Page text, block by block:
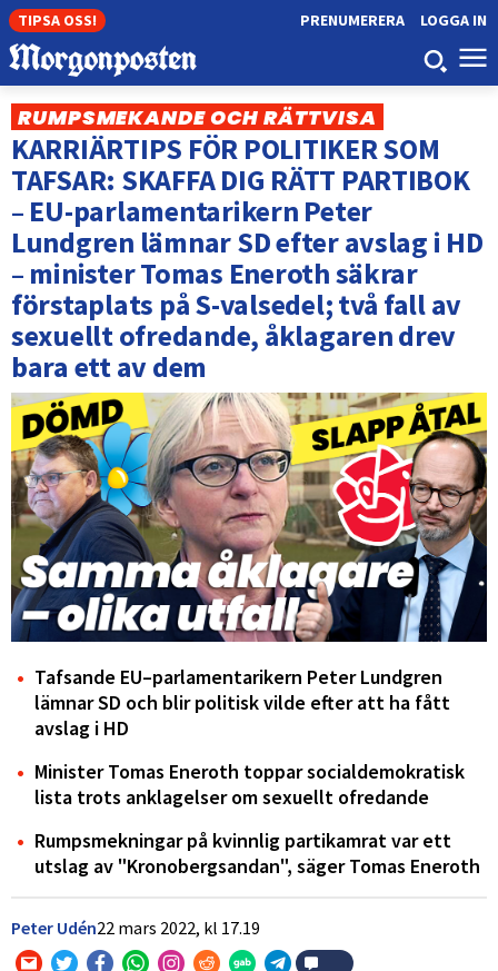
TIPSA OSS! LOGGA IN
PRENUMERERA
RUMPSMEKANDE OCH RÄTTVISA
KARRIÄRTIPS FÖR POLITIKER SOM
TAFSAR: SKAFFA DIG RÄTT PARTIBOK
– EU-parlamentarikern Peter
Lundgren lämnar SD efter avslag i HD
– minister Tomas Eneroth säkrar
förstaplats på S-valsedel; två fall av
sexuellt ofredande, åklagaren drev
bara ett av dem
Tafsande EU–parlamentarikern Peter Lundgren
lämnar SD och blir politisk vilde efter att ha fått
avslag i HD
Minister Tomas Eneroth toppar socialdemokratisk
lista trots anklagelser om sexuellt ofredande
Rumpsmekningar på kvinnlig partikamrat var ett
utslag av "Kronobergsandan", säger Tomas Eneroth
Peter Udén22 mars 2022, kl 17.19